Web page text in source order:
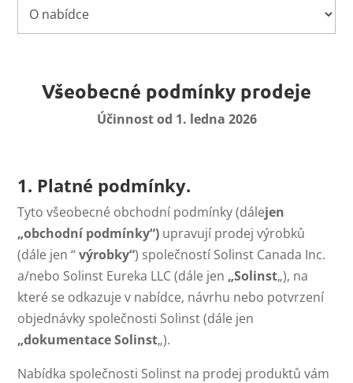
Všeobecné podmínky prodeje
Účinnost od 1. ledna 2026
1. Platné podmínky.
Tyto všeobecné obchodní podmínky (dálejen
„obchodní podmínky“) upravují prodej výrobků
(dále jen “výrobky“) společností Solinst Canada Inc.
a/nebo Solinst Eureka LLC (dále jen „Solinst„), na
které se odkazuje v nabídce, návrhu nebo potvrzení
objednávky společnosti Solinst (dále jen
„dokumentace Solinst„).
Nabídka společnosti Solinst na prodej produktů vám